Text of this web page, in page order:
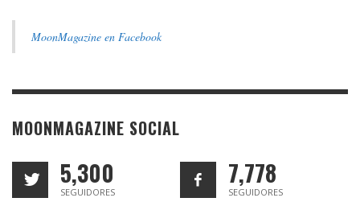
MoonMagazine en Facebook
MOONMAGAZINE SOCIAL
5,300
SEGUIDORES
7,778
SEGUIDORES